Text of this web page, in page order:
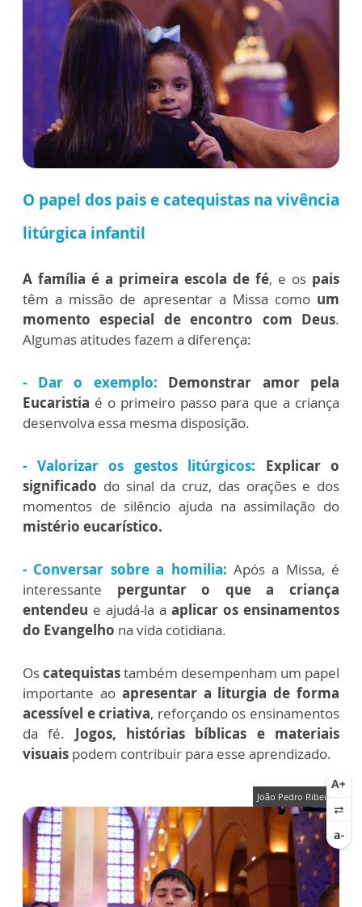
O papel dos pais e catequistas na vivência
litúrgica infantil
A família é a primeira escola de fé, e os pais
têm a missão de apresentar a Missa como um
momento especial de encontro com Deus.
Algumas atitudes fazem a diferença:
- Dar o exemplo: Demonstrar amor pela
Eucaristia é o primeiro passo para que a criança
desenvolva essa mesma disposição.
- Valorizar os gestos litúrgicos: Explicar o
significado do sinal da cruz, das orações e dos
momentos de silêncio ajuda na assimilação do
mistério eucarístico.
- Conversar sobre a homilia: Após a Missa, é
interessante perguntar o que a criança
entendeu e ajudá-la a aplicar os ensinamentos
do Evangelho na vida cotidiana.
Oscatequistastambém desempenham um papel
importante ao apresentar a liturgia de forma
acessível e criativa, reforçando os ensinamentos
da fé. Jogos, histórias bíblicas e materiais
visuais podem contribuir para esse aprendizado.
João Pedro Ribeiro